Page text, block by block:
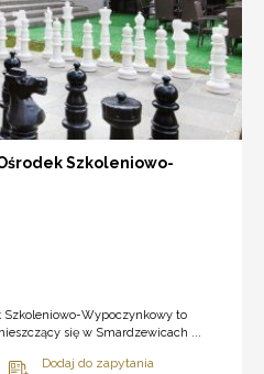
Ośrodek Szkoleniowo-
Szkoleniowo-Wypoczynkowy to
się w Smardzewicach ...